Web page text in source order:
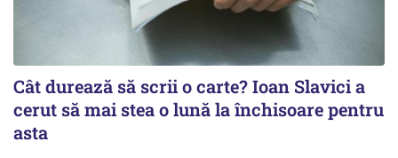
Cât durează să scrii o carte? Ioan Slavici a
cerut să mai stea o lună la închisoare pentru
asta